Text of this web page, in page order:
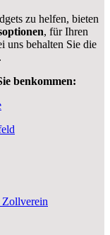
zu helfen, bieten
, für Ihren
behalten Sie die
benkommen: